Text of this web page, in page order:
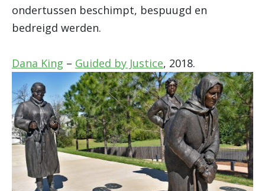
ondertussen beschimpt, bespuugd en
bedreigd werden.
Dana King – Guided by Justice, 2018.